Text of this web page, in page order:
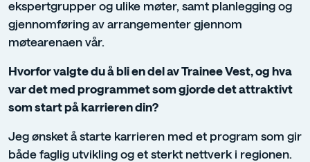
ekspertgrupper og ulike møter, samt planlegging og
gjennomføring av arrangementer gjennom
møtearenaen vår.
Hvorfor valgte du å bli en del av Trainee Vest, og hva
var det med programmet som gjorde det attraktivt
som start på karrieren din?
Jeg ønsket å starte karrieren med et program som gir
både faglig utvikling og et sterkt nettverk i regionen.